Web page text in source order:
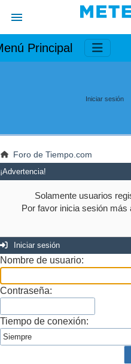
Principal
Iniciar sesión
Foro de Tiempo.com
¡Advertencia!
Solamente usuarios
Por favor inicia sesión más
Iniciar sesión
Nombre de usuario:
Contraseña:
Tiempo de conexión: